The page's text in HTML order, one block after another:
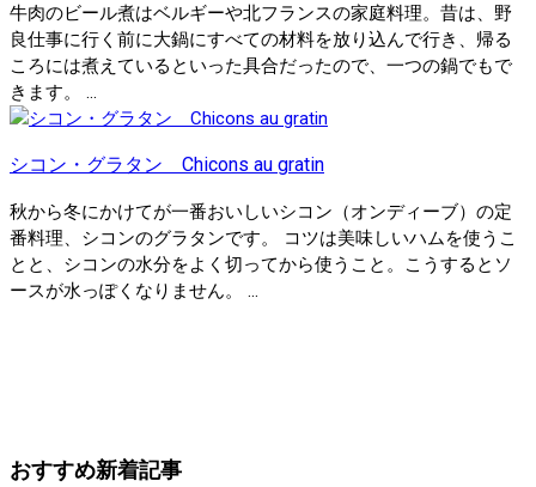
牛肉のビール煮はベルギーや北フランスの家庭料理。昔は、野
良仕事に行く前に大鍋にすべての材料を放り込んで行き、帰る
ころには煮えているといった具合だったので、一つの鍋でもで
きます。 ...
シコン・グラタン Chicons au gratin
秋から冬にかけてが一番おいしいシコン（オンディーブ）の定
番料理、シコンのグラタンです。 コツは美味しいハムを使うこ
とと、シコンの水分をよく切ってから使うこと。こうするとソ
ースが水っぽくなりません。 ...
おすすめ新着記事